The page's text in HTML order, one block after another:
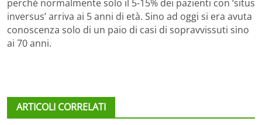
perché normalmente solo il 5-15% dei pazienti con ‘situs
inversus’ arriva ai 5 anni di età. Sino ad oggi si era avuta
conoscenza solo di un paio di casi di sopravvissuti sino
ai 70 anni.
ARTICOLI CORRELATI